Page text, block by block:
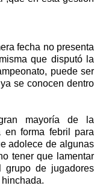
fecha no presenta
que disputó la
puede ser
se conocen dentro
mayoría de la
en forma febril para
adolece de algunas
tener que lamentar
de jugadores